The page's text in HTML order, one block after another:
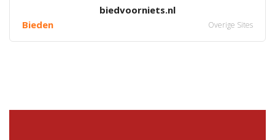
biedvoorniets.nl
Bieden
Overige Sites